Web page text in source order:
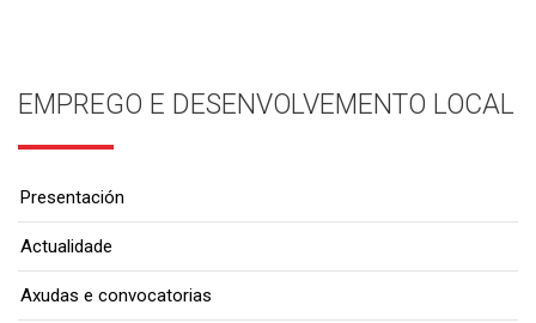
EMPREGO E DESENVOLVEMENTO LOCAL
Presentación
Actualidade
Axudas e convocatorias